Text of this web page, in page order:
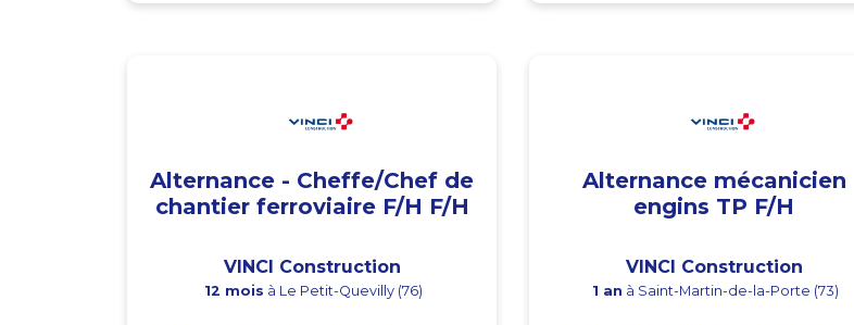
Alternance - Cheffe/Chef de
chantier ferroviaire F/H F/H
VINCI Construction
12 mois à Le Petit-Quevilly (76)
Alternance mécanicien
engins TP F/H
VINCI Construction
1 an à Saint-Martin-de-la-Porte (73)